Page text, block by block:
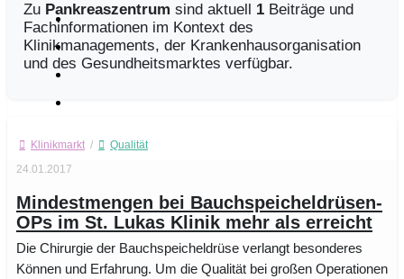
Zu Pankreaszentrum sind aktuell 1 Beiträge und
Fachinformationen im Kontext des
Klinikmanagements, der Krankenhausorganisation
und des Gesundheitsmarktes verfügbar.
Klinikmarkt /
Qualität
24.01.2017
Mindestmengen bei Bauchspeicheldrüsen-
OPs im St. Lukas Klinik mehr als erreicht
Die Chirurgie der Bauchspeicheldrüse verlangt besonderes
Können und Erfahrung. Um die Qualität bei großen Operationen